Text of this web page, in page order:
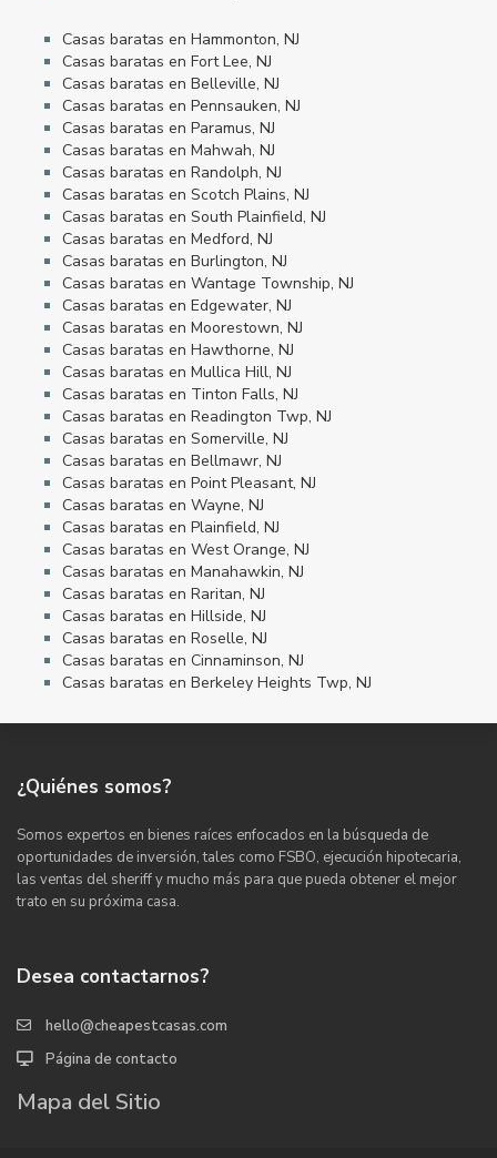
Casas baratas en Hammonton, NJ
Casas baratas en Fort Lee, NJ
Casas baratas en Belleville, NJ
Casas baratas en Pennsauken, NJ
Casas baratas en Paramus, NJ
Casas baratas en Mahwah, NJ
Casas baratas en Randolph, NJ
Casas baratas en Scotch Plains, NJ
Casas baratas en South Plainfield, NJ
Casas baratas en Medford, NJ
Casas baratas en Burlington, NJ
Casas baratas en Wantage Township, NJ
Casas baratas en Edgewater, NJ
Casas baratas en Moorestown, NJ
Casas baratas en Hawthorne, NJ
Casas baratas en Mullica Hill, NJ
Casas baratas en Tinton Falls, NJ
Casas baratas en Readington Twp, NJ
Casas baratas en Somerville, NJ
Casas baratas en Bellmawr, NJ
Casas baratas en Point Pleasant, NJ
Casas baratas en Wayne, NJ
Casas baratas en Plainfield, NJ
Casas baratas en West Orange, NJ
Casas baratas en Manahawkin, NJ
Casas baratas en Raritan, NJ
Casas baratas en Hillside, NJ
Casas baratas en Roselle, NJ
Casas baratas en Cinnaminson, NJ
Casas baratas en Berkeley Heights Twp, NJ
¿Quiénes somos?
Somos expertos en bienes raíces enfocados en la búsqueda de
oportunidades de inversión, tales como FSBO, ejecución hipotecaria,
las ventas del sheriff y mucho más para que pueda obtener el mejor
trato en su próxima casa.
Desea contactarnos?
hello@cheapestcasas.com
Página de contacto
Mapa del Sitio